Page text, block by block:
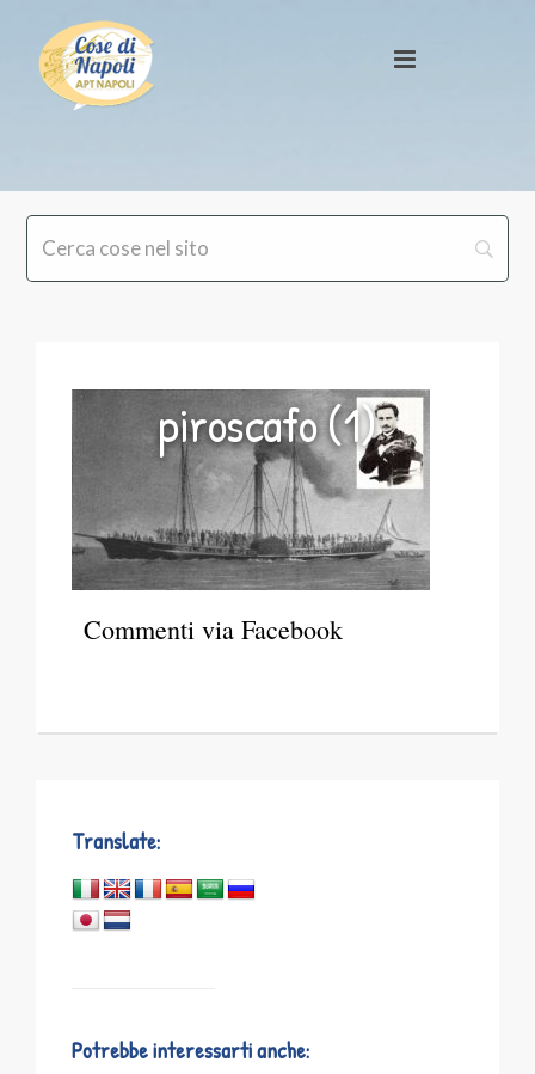
piroscafo (1)
Commenti via Facebook
Translate:
Potrebbe interessarti anche: